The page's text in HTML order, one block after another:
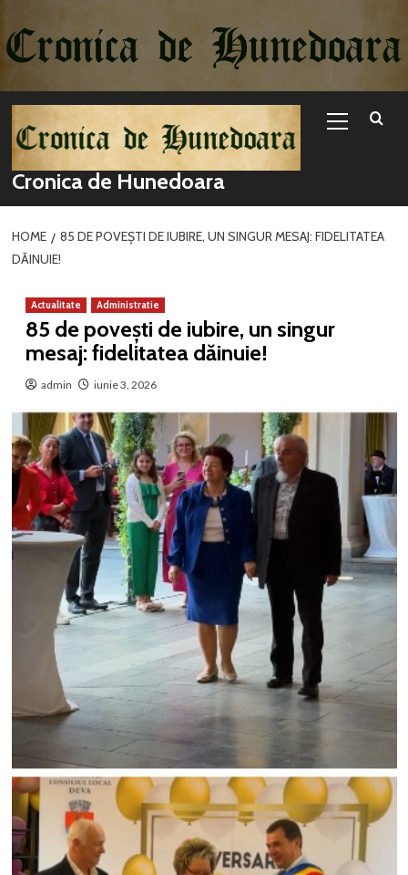
la
conținut
Cronica de Hunedoara
Menu
HOME
85 DE POVEȘTI DE IUBIRE, UN SINGUR MESAJ: FIDELITATEA
DĂINUIE!
Actualitate Administratie
85 de povești de iubire, un singur
mesaj: fidelitatea dăinuie!
admin iunie 3, 2026